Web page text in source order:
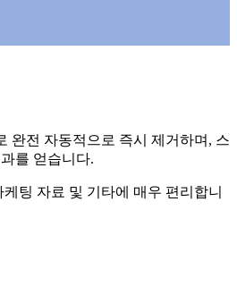
완전 자동적으로 즉시 제거하며, 스
를 얻습니다.
팅 자료 및 기타에 매우 편리합니